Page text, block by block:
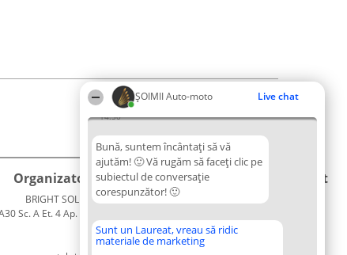
ȘOIMII Auto-moto Live chat
14:50
Bună, suntem încântați să vă
ajutăm! 🙂 Vă rugăm să faceți clic pe
subiectul de conversație
corespunzător! 🙂
Sunt un Laureat, vreau să ridic
materiale de marketing
Organizator Ranking
BRIGHT SOLUTIONS BR SRL
Sc. A Et. 4 Ap. 13 Cod 061952
București
CUI 36737675
Plebiscyt
Tuturor
Laureaților
Contact